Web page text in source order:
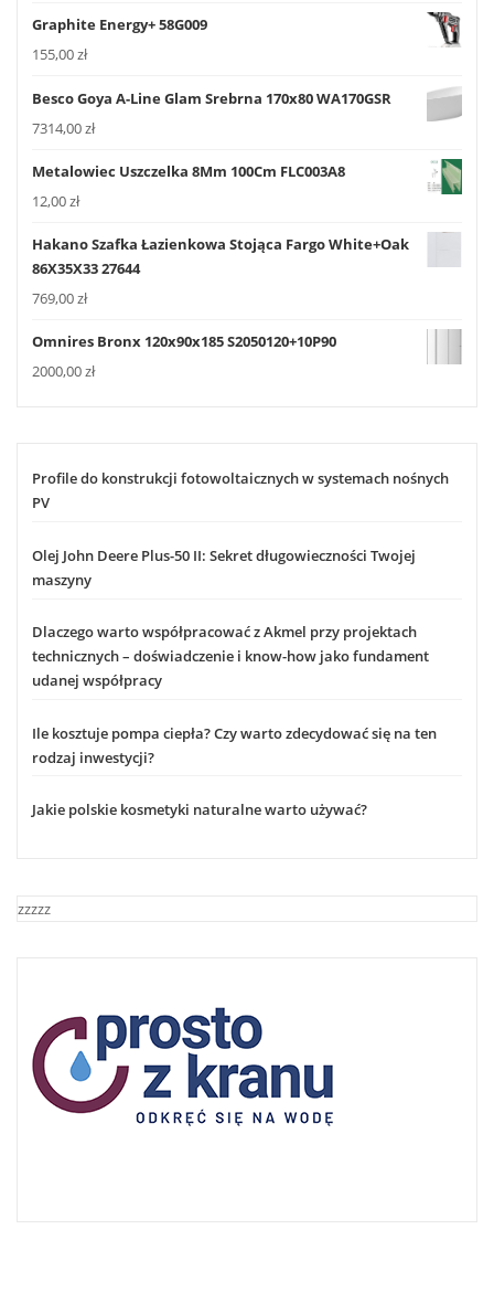
Graphite Energy+ 58G009
155,00zł
Besco Goya A-Line Glam Srebrna 170x80 WA170GSR
7314,00zł
Metalowiec Uszczelka 8Mm 100Cm FLC003A8
12,00zł
Hakano Szafka Łazienkowa Stojąca Fargo White+Oak
86X35X33 27644
769,00zł
Omnires Bronx 120x90x185 S2050120+10P90
2000,00zł
Profile do konstrukcji fotowoltaicznych w systemach nośnych
PV
Olej John Deere Plus-50 II: Sekret długowieczności Twojej
maszyny
Dlaczego warto współpracować z Akmel przy projektach
technicznych – doświadczenie i know-how jako fundament
udanej współpracy
Ile kosztuje pompa ciepła? Czy warto zdecydować się na ten
rodzaj inwestycji?
Jakie polskie kosmetyki naturalne warto używać?
zzzzz